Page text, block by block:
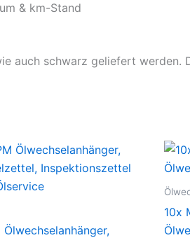
& km-Stand
auch schwarz geliefert werden.
10x